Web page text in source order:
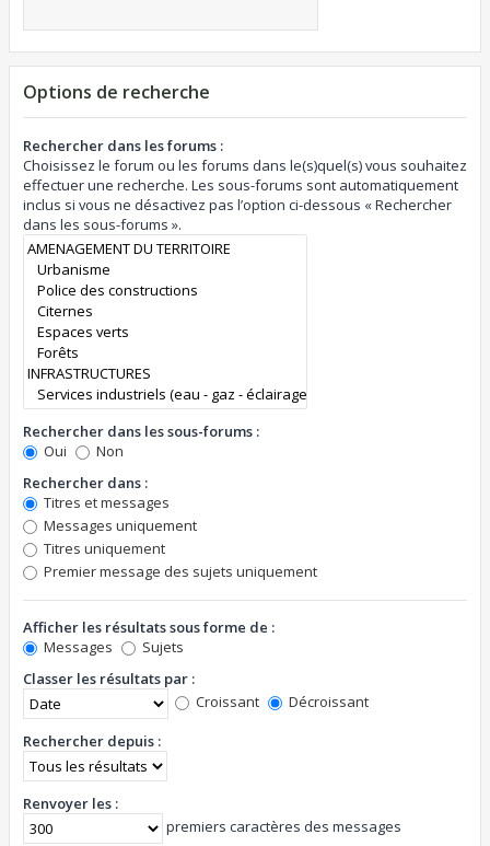
Options de recherche
Rechercher dans les forums :
Choisissez le forum ou les forums dans le(s)quel(s) vous souhaitez
effectuer une recherche. Les sous-forums sont automatiquement
inclus si vous ne désactivez pas l’option ci-dessous « Rechercher
dans les sous-forums ».
Rechercher dans les sous-forums :
Oui
Non
Rechercher dans :
Titres et messages
Messages uniquement
Titres uniquement
Premier message des sujets uniquement
Afficher les résultats sous forme de :
Messages
Sujets
Classer les résultats par :
Croissant
Décroissant
Rechercher depuis :
Renvoyer les :
premiers caractères des messages